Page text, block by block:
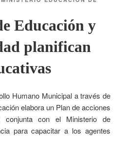
Educación y
planifican
Humano Municipal a través de
elabora un Plan de acciones
conjunta con el Ministerio de
para capacitar a los agentes